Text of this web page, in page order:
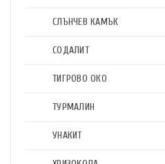
СЛЪНЧЕВ КАМЪК
СОДАЛИТ
ТИГРОВО ОКО
ТУРМАЛИН
УНАКИТ